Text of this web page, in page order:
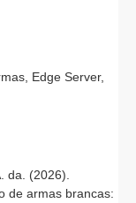
da. (2026).
de armas brancas:
Edge Server